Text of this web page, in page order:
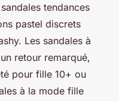
tendances
pastel discrets
Les sandales à
retour remarqué,
pour fille 10+ ou
à la mode fille